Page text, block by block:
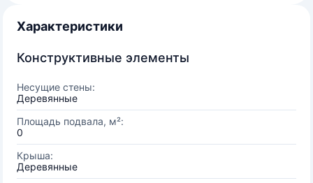
Характеристики
Конструктивные элементы
Несущие стены:
Деревянные
Площадь подвала, м²:
0
Крыша:
Деревянные